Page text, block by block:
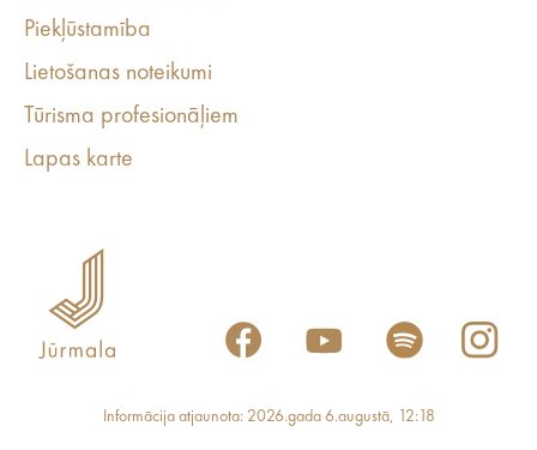
Piekļūstamība
Lietošanas noteikumi
Tūrisma profesionāļiem
Lapas karte
Informācija atjaunota: 2026.gada 6.augustā, 12:18